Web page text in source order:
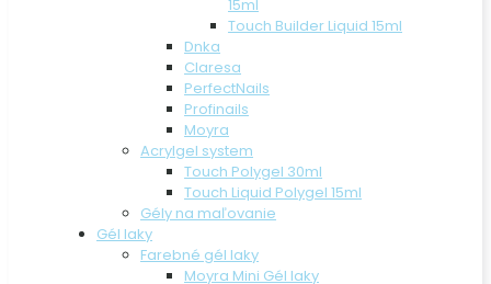
15ml
Touch Builder Liquid 15ml
Dnka
Claresa
PerfectNails
Profinails
Moyra
Acrylgel system
Touch Polygel 30ml
Touch Liquid Polygel 15ml
Gély na maľovanie
Gél laky
Farebné gél laky
Moyra Mini Gél laky